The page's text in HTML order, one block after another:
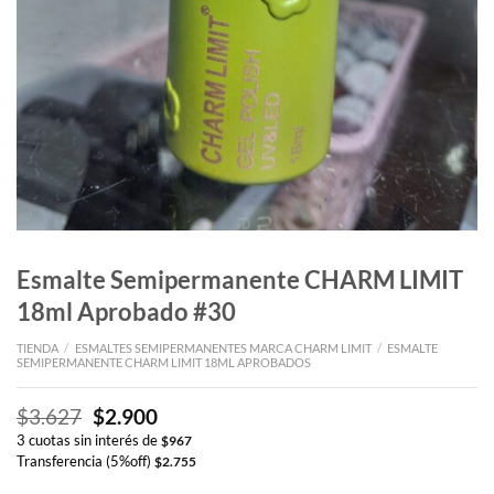
Esmalte Semipermanente CHARM LIMIT
18ml Aprobado #30
TIENDA / ESMALTES SEMIPERMANENTES MARCA CHARM LIMIT / ESMALTE
SEMIPERMANENTE CHARM LIMIT 18ML APROBADOS
$3.627 El
precio
original
era:
$2.900El
precio
actual
es:
3 cuotas sin interés de $967
Transferencia (5%off) $2.755